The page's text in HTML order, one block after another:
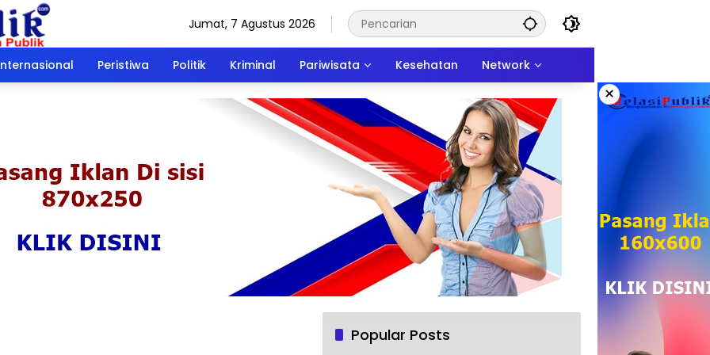
Jumat, 7 Agustus 2026
Peristiwa Politik Kriminal Pariwisata Kesehatan Network
×
Popular Posts